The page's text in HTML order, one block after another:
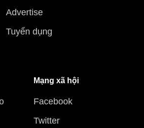
Advertise
Tuyển dụng
Mạng xã hội
Facebook
Twitter